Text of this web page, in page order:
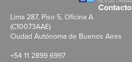
Contacto
Lima 287, Piso 5, Oficina A
(C10073AAE)
Ciudad Autónoma de Buenos Aires
+54 11 2899 6997